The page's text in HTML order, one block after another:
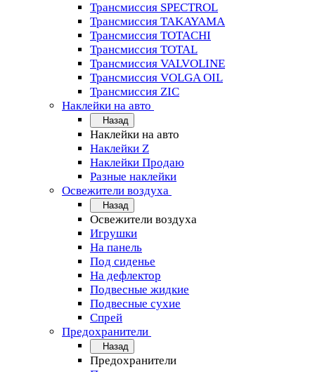
Трансмиссия SPECTROL
Трансмиссия TAKAYAMA
Трансмиссия TOTACHI
Трансмиссия TOTAL
Трансмиссия VALVOLINE
Трансмиссия VOLGA OIL
Трансмиссия ZIC
Наклейки на авто
Назад
Наклейки на авто
Наклейки Z
Наклейки Продаю
Разные наклейки
Освежители воздуха
Назад
Освежители воздуха
Игрушки
На панель
Под сиденье
На дефлектор
Подвесные жидкие
Подвесные сухие
Спрей
Предохранители
Назад
Предохранители